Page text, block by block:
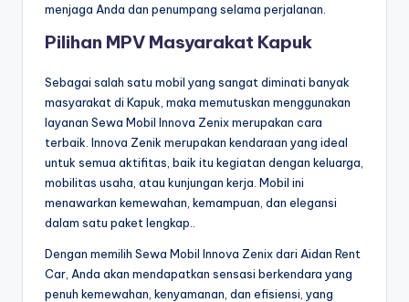
menjaga Anda dan penumpang selama perjalanan.
Pilihan MPV Masyarakat Kapuk
Sebagai salah satu mobil yang sangat diminati banyak
masyarakat di Kapuk, maka memutuskan menggunakan
layanan Sewa Mobil Innova Zenix merupakan cara
terbaik. Innova Zenik merupakan kendaraan yang ideal
untuk semua aktifitas, baik itu kegiatan dengan keluarga,
mobilitas usaha, atau kunjungan kerja. Mobil ini
menawarkan kemewahan, kemampuan, dan elegansi
dalam satu paket lengkap..
Dengan memilih Sewa Mobil Innova Zenix dari Aidan Rent
Car, Anda akan mendapatkan sensasi berkendara yang
penuh kemewahan, kenyamanan, dan efisiensi, yang